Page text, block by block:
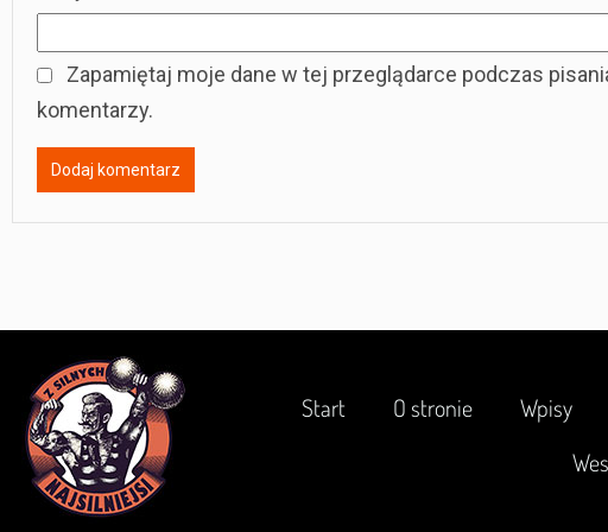
Zapamiętaj moje dane w tej przeglądarce podczas
komentarzy.
Start O stronie Wpisy